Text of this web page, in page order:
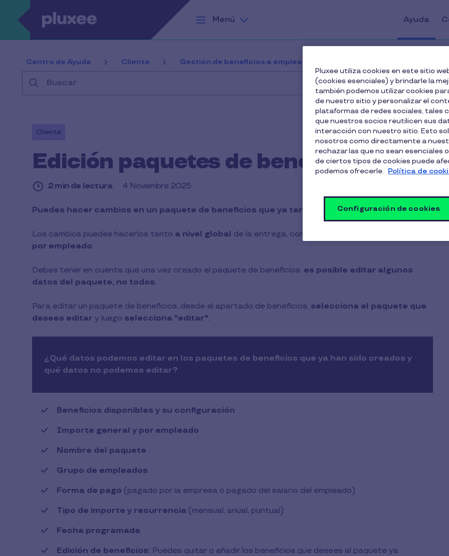
Pasar al contenido principal
Menú
Ayuda
Centro de Ayuda Cliente Gestión de beneficios a empleados
Cliente
Edición paquetes de beneficios
2 min de lectura 4 Noviembre 2025
2
lectura
Puedes hacer cambios en un paquete de beneficios que ya tengas creado.
Los cambios puedes hacerlos tanto a nivel global de la entrega, como realizar
por empleado.
Debes tener en cuenta que una vez creado el paquete de beneficios, es posible editar algunos
datos del paquete, no todos.
Para editar un paquete de beneficios, desde el apartado de beneficios, selecciona el paquete que
desees editar y luego selecciona "editar".
¿Qué datos podemos editar en los paquetes de beneficios que ya han sido creados y
qué datos no podemos editar?
Beneficios disponibles y su configuración
Importe general y por empleado
Nombre del paquete
Grupo de empleados
Forma de pago (pagado por la empresa o pagado del salario del empleado)
Tipo de importe y recurrencia (mensual, anual, puntual)
Fecha programada
Edición de beneficios: Puedes quitar o añadir los beneficios que desees al paquete ya
Pluxee utiliza cookies en este sitio
(cookies esenciales) y brindarle la
también podemos utilizar cookies
de nuestro sitio y personalizar el
plataformas de redes sociales, tales
que nuestros socios reutilicen sus
interacción con nuestro sitio. Esto
nosotros como directamente a
rechazar las que no sean esenciales
de ciertos tipos de cookies puede
podemos ofrecerle. Política de
Configuración de cookies